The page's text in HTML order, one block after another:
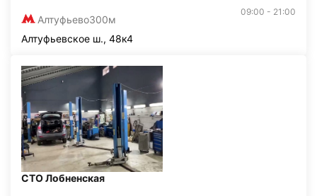
Алтуфьево300м
09:00 - 21:00
Алтуфьевское ш., 48к4
СТО Лобненская